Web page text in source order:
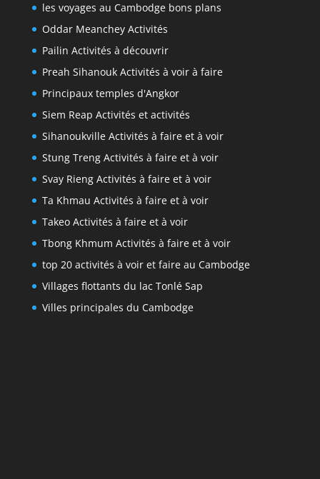
les voyages au Cambodge bons plans
Oddar Meanchey Activités
Pailin Activités à découvrir
Preah Sihanouk Activités à voir à faire
Principaux temples d'Angkor
Siem Reap Activités et activités
Sihanoukville Activités à faire et à voir
Stung Treng Activités à faire et à voir
Svay Rieng Activités à faire et à voir
Ta Khmau Activités à faire et à voir
Takeo Activités à faire et à voir
Tbong Khmum Activités à faire et à voir
top 20 activités à voir et faire au Cambodge
Villages flottants du lac Tonlé Sap
Villes principales du Cambodge